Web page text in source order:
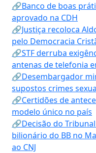
🔗Banco de boas
aprovado na CDH
🔗Justiça recoloca
pelo Democracia
🔗STF derruba
antenas de telefonia
🔗Desembargador
supostos crimes
🔗Certidões de
modelo único no país
🔗Decisão do
bilionário do BB no
ao CNJ